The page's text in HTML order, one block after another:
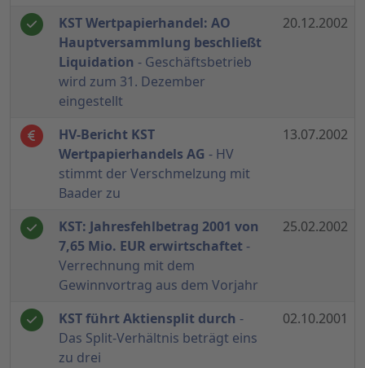
KST Wertpapierhandel: AO
Hauptversammlung beschließt
Liquidation - Geschäftsbetrieb
wird zum 31. Dezember
eingestellt
20.12.2002
HV-Bericht KST
Wertpapierhandels AG - HV
stimmt der Verschmelzung mit
Baader zu
13.07.2002
KST: Jahresfehlbetrag 2001 von
7,65 Mio. EUR erwirtschaftet -
Verrechnung mit dem
Gewinnvortrag aus dem Vorjahr
25.02.2002
KST führt Aktiensplit durch -
Das Split-Verhältnis beträgt eins
zu drei
02.10.2001